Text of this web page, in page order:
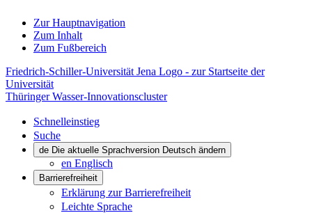
Zur Hauptnavigation
Zum Inhalt
Zum Fußbereich
Friedrich-Schiller-Universität Jena Logo - zur Startseite der
Universität
Thüringer Wasser-Innovationscluster
Schnelleinstieg
Suche
de Die aktuelle Sprachversion Deutsch ändern
en Englisch
Barrierefreiheit
Erklärung zur Barrierefreiheit
Leichte Sprache